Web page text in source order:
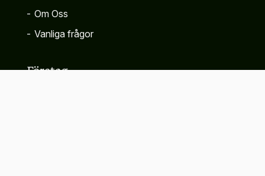
- Om Oss
- Vanliga frågor
Företag